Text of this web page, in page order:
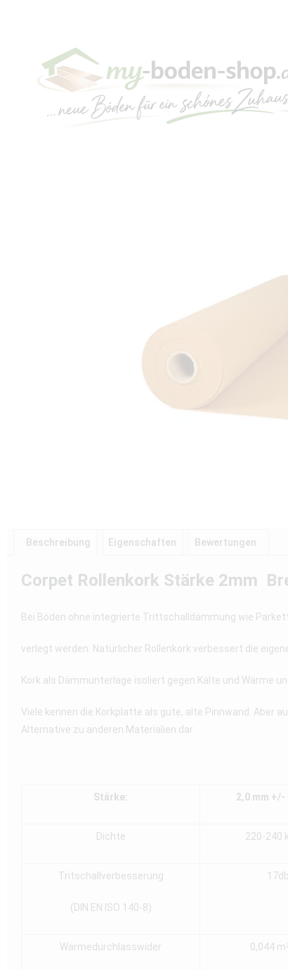
Beschreibung Eigenschaften Bewertungen
Corpet Rollenkork Stärke 2mm
Bei Böden ohne integrierte Trittschalldämmung wie
verlegt werden. Natürlicher Rollenkork verbessert die
Kork als Dämmunterlage isoliert gegen Kälte und Wärme
Viele kennen die Korkplatte als gute, alte Pinnwand. Aber
Alternative zu anderen Materialien dar.
Stärke: 2,0 mm +/-
Dichte 220-240
Tritschallverbesserung
(DIN EN ISO 140-8)
17db
Wärmedurchlasswider 0,044